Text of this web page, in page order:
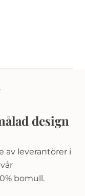
design
av leverantörer i
bomull.